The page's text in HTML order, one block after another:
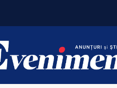
Iașul bogaților: taxa pe lux